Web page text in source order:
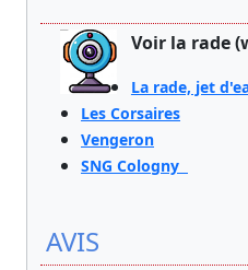
Voir la rade
La rade, jet
Les Corsaires
Vengeron
SNG Cologny
AVIS